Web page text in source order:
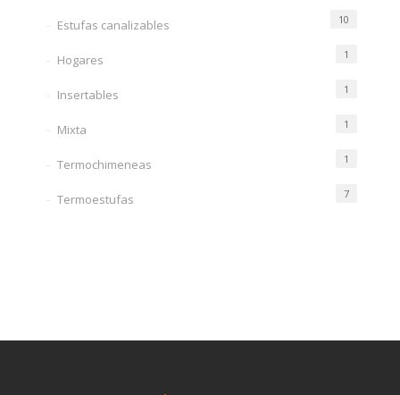
Estufas canalizables 10
Hogares 1
Insertables 1
Mixta 1
Termochimeneas 1
Termoestufas 7